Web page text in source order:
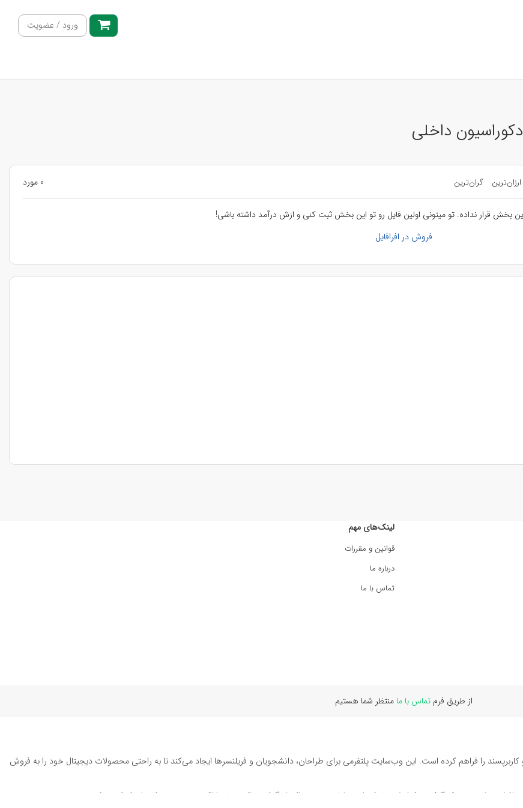
ورود / عضویت
داخلی
ارزان‌ترین گران‌ترین 0 مورد
بخش قرار نداده. تو میتونی اولین فایل رو تو این بخش ثبت کنی و ازش درآمد داشته باشی!
فروش در افرافایل
لینک‌های مهم
قوانین و مقررات
درباره ما
تماس با ما
از طریق فرمتماس با ما منتظر شما هستیم
را فراهم کرده است. این وب‌سایت‌ پلتفرمی برای طراحان، دانشجویان و فریلنسرها ایجاد می‌کند تا به راحتی محصولات دیجیتال خود را به فروش
ادیت ویدئو گرفته تا فایل لایه باز فتوشاپ، ایلاستریتور و اکسل گرفته تا قالب‌های ارائه پاورپوینت به کاربران کمک می‌کند تا زمان و هزینه‌های